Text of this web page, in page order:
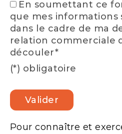
En soumettant ce
que mes informations
dans le cadre de ma
relation commerciale
découler*
(*) obligatoire
Pour connaître et